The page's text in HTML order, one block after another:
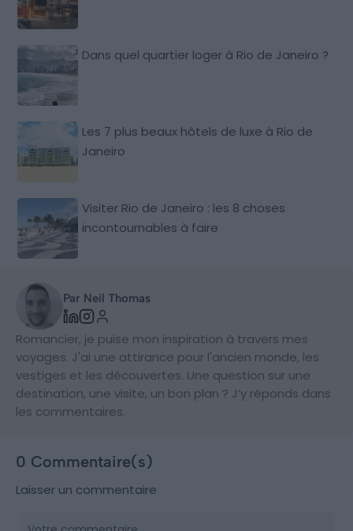
Dans quel quartier loger à Rio de Janeiro ?
Les 7 plus beaux hôtels de luxe à Rio de
Janeiro
Visiter Rio de Janeiro : les 8 choses
incontournables à faire
Par Neil Thomas
Romancier, je puise mon inspiration à travers mes
voyages. J'ai une attirance pour l'ancien monde, les
vestiges et les découvertes. Une question sur une
destination, une visite, un bon plan ? J’y réponds dans
les commentaires.
0 Commentaire(s)
Laisser un commentaire